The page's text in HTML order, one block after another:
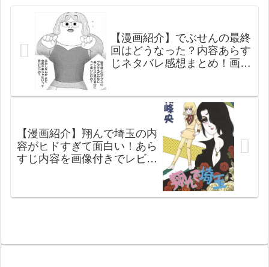
【漫画紹介】でぶせんの最終
回はどうなった？内容あらす
じネタバレ感想まとめ！画像
【漫画紹介】翔んで埼玉の内
容がヒドすぎて面白い！あら
すじ内容を画像付きでレビュ